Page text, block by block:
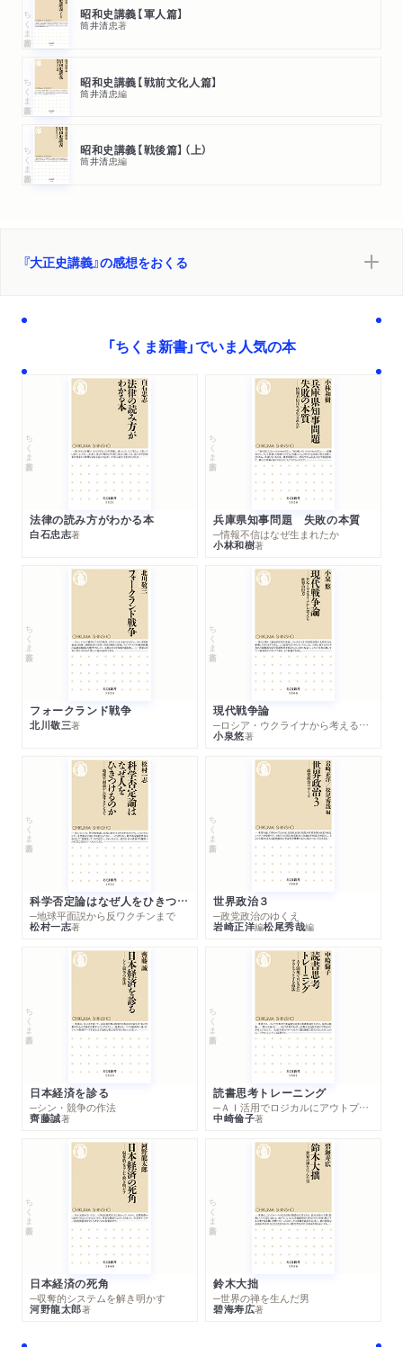
ちくま新書 昭和史講義【軍人篇】
筒井清忠著
ちくま新書 昭和史講義【戦前文化人篇】
筒井清忠編
ちくま新書 昭和史講義【戦後篇】（上）
筒井清忠編
『大正史講義』の感想をおくる
「ちくま新書」でいま人気の本
ちくま新書
法律の読み方がわかる本
白石忠志著
ちくま新書
兵庫県知事問題 失敗の本質
─情報不信はなぜ生まれたか
小林和樹著
ちくま新書
フォークランド戦争
北川敬三著
ちくま新書
現代戦争論
─ロシア・ウクライナから考える世界の行方
小泉悠著
ちくま新書
科学否定論はなぜ人をひきつけるのか
─地球平面説から反ワクチンまで
松村一志著
ちくま新書
世界政治３
─政党政治のゆくえ
岩崎正洋編松尾秀哉編
ちくま新書
日本経済を診る
─シン・競争の作法
齊藤誠著
ちくま新書
読書思考トレーニング
─ＡＩ活用でロジカルにアウトプットする技法
中崎倫子著
ちくま新書
日本経済の死角
─収奪的システムを解き明かす
河野龍太郎著
ちくま新書
鈴木大拙
─世界の禅を生んだ男
碧海寿広著